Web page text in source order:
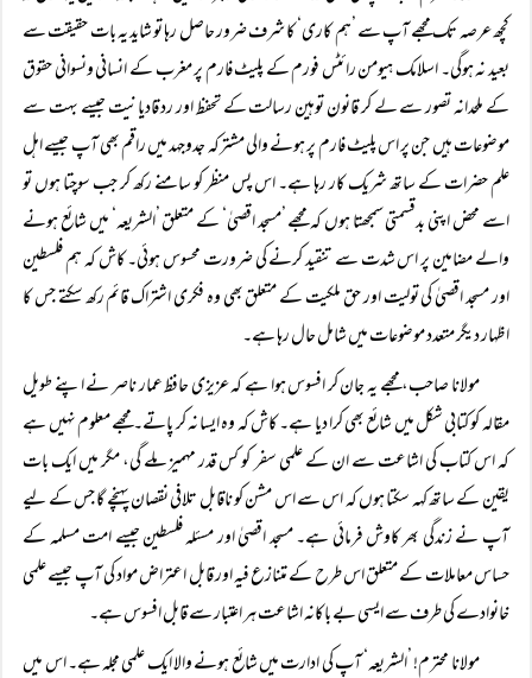
کچھ عرصہ تک مجھے آپ سے ’ہم کاری‘ کا شرف ضرور حاصل رہا تو شاید یہ بات حقیقت سے
بعید نہ ہوگی۔ اسلامک ہیومن رائٹس فورم کے پلیٹ فارم پر مغرب کے انسانی ونسوانی حقوق
کے ملحدانہ تصور سے لے کر قانون توہین رسالت کے تحفظ اور رد قادیانیت جیسے بہت سے
موضوعات ہیں جن پر اس پلیٹ فارم پر ہونے والی مشترکہ جدوجہد میں راقم بھی آپ جیسے اہل
علم حضرات کے ساتھ شریک کار رہا ہے۔ اس پس منظر کو سامنے رکھ کر جب سوچتا ہوں تو
اسے محض اپنی بدقسمتی سمجھتا ہوں کہ مجھے ’مسجد اقصیٰ‘ کے متعلق ’الشریعہ‘ میں شائع ہونے
والے مضامین پر اس شدت سے تنقید کرنے کی ضرورت محسوس ہوئی۔ کاش کہ ہم فلسطین
اور مسجد اقصیٰ کی تولیت اور حق ملکیت کے متعلق بھی وہ فکری اشتراک قائم رکھ سکتے جس کا
اظہار دیگر متعدد موضوعات میں شامل حال رہا ہے۔
مولانا صاحب، مجھے یہ جان کر افسوس ہوا ہے کہ عزیزی حافظ عمار ناصر نے اپنے طویل
مقالہ کو کتابی شکل میں شائع بھی کرا دیا ہے۔ کاش کہ وہ ایسا نہ کر پاتے۔ مجھے معلوم نہیں ہے
کہ اس کتاب کی اشاعت سے ان کے علمی سفر کو کس قدر مہمیز ملے گی، مگر میں ایک بات
یقین کے ساتھ کہہ سکتا ہوں کہ اس سے اس مشن کو ناقابل تلافی نقصان پہنچے گا جس کے لیے
آپ نے زندگی بھر کاوش فرمائی ہے۔ مسجد اقصیٰ اور مسئلہ فلسطین جیسے امت مسلمہ کے
حساس معاملات کے متعلق اس طرح کے متنازع فیہ اور قابل اعتراض مواد کی آپ جیسے علمی
خانوادے کی طرف سے ایسی بے باکانہ اشاعت ہر اعتبار سے قابل افسوس ہے۔
مولانا محترم! ’الشریعہ‘ آپ کی ادارت میں شائع ہونے والا ایک علمی مجلہ ہے۔ اس میں